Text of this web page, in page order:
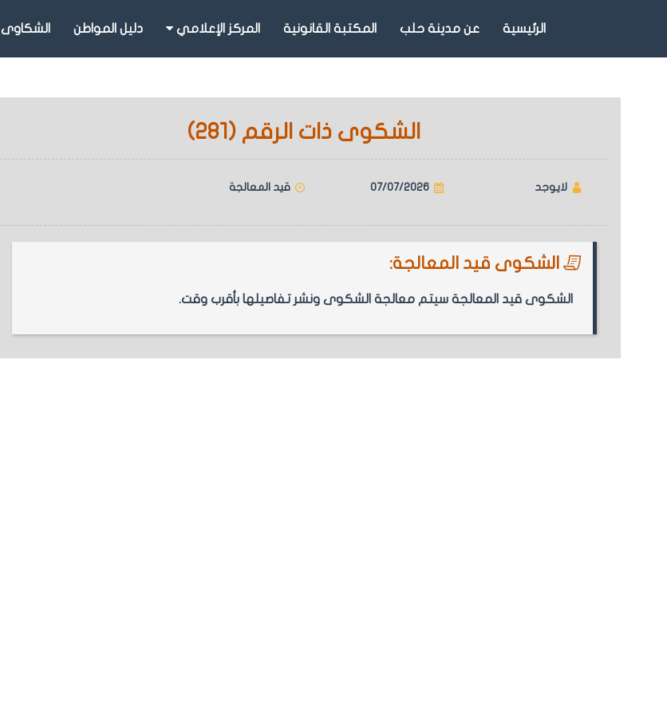
الرئيسية عن مدينة حلب المكتبة القانونية المركز الإعلامي دليل المواطن الشكاوى
الشكوى ذات الرقم (281)
لايوجد 07/07/2026 قيد المعالجة
الشكوى قيد المعالجة:
الشكوى قيد المعالجة سيتم معالجة الشكوى ونشر تفاصيلها بأقرب وقت.